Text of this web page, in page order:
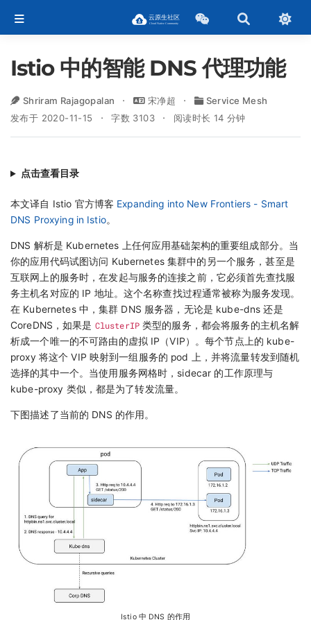
Istio 中的智能 DNS 代理功能
Shriram Rajagopalan 宋净超
Service Mesh
发布于 2020-11-15
字数 3103 阅读时长 14 分钟
点击查看目录
本文译自 Istio 官方博客 Expanding into New Frontiers - Smart
DNS Proxying in Istio。
DNS 解析是 Kubernetes 上任何应用基础架构的重要组成部分。当
你的应用代码试图访问 Kubernetes 集群中的另一个服务，甚至是
互联网上的服务时，在发起与服务的连接之前，它必须首先查找服
务主机名对应的 IP 地址。这个名称查找过程通常被称为服务发现。
在 Kubernetes 中，集群 DNS 服务器，无论是 kube-dns 还是
CoreDNS，如果是 ClusterIP类型的服务，都会将服务的主机名解
析成一个唯一的不可路由的虚拟 IP（VIP）。每个节点上的 kube-
proxy 将这个 VIP 映射到一组服务的 pod 上，并将流量转发到随机
选择的其中一个。当使用服务网格时，sidecar 的工作原理与
kube-proxy 类似，都是为了转发流量。
下图描述了当前的 DNS 的作用。
Istio 中 DNS 的作用